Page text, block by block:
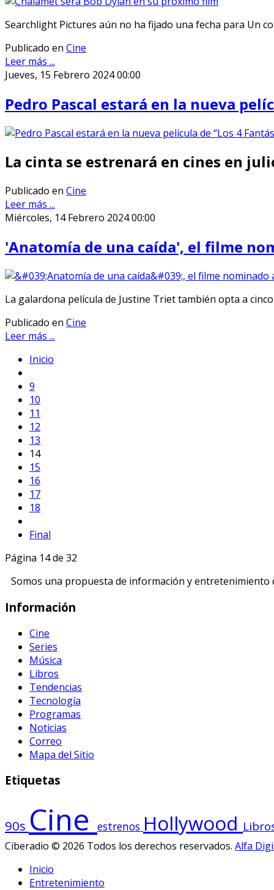
Searchlight Pictures aún no ha fijado una fecha para Un
Publicado en Cine
Leer más ...
Jueves, 15 Febrero 2024 00:00
Pedro Pascal estará en la nueva
La cinta se estrenará en cines en
Publicado en Cine
Leer más ...
Miércoles, 14 Febrero 2024 00:00
'Anatomía de una caída', el filme
La galardona película de Justine Triet también opta a
Publicado en Cine
Leer más ...
Inicio
9
10
11
12
13
14
15
16
17
18
Final
Página 14 de 32
Somos una propuesta de información y
Información
Cine
Series
Música
Libros
Tendencias
Tecnología
Programas
Noticias
Correo
Mapa del Sitio
Etiquetas
90s Cine estrenos Hollywood
Ciberadio © 2026 Todos los derechos reservados. Alfa
Inicio
Entretenimiento